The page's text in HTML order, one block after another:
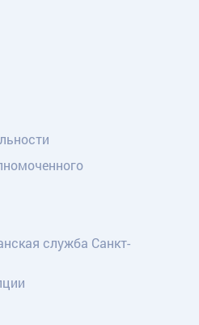
служба Санкт-